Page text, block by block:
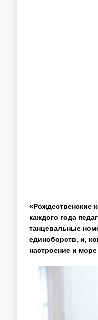
«Рождественские
каждого года
танцевальные
единоборств, и,
настроение и